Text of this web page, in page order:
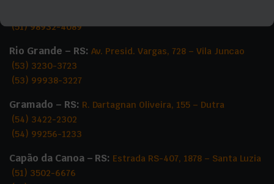
página
produto
(51) 98932-4089
Rio Grande – RS: Av. Presid. Vargas, 728 – Vila Juncao
(53) 3230-3723
(53) 99938-3227
Gramado – RS: R. Dartagnan Oliveira, 155 – Dutra
(54) 3422-2302
(54) 99256-1233
Capão da Canoa – RS: Estrada RS-407, 1878 – Santa Luzia
(51) 3502-6676